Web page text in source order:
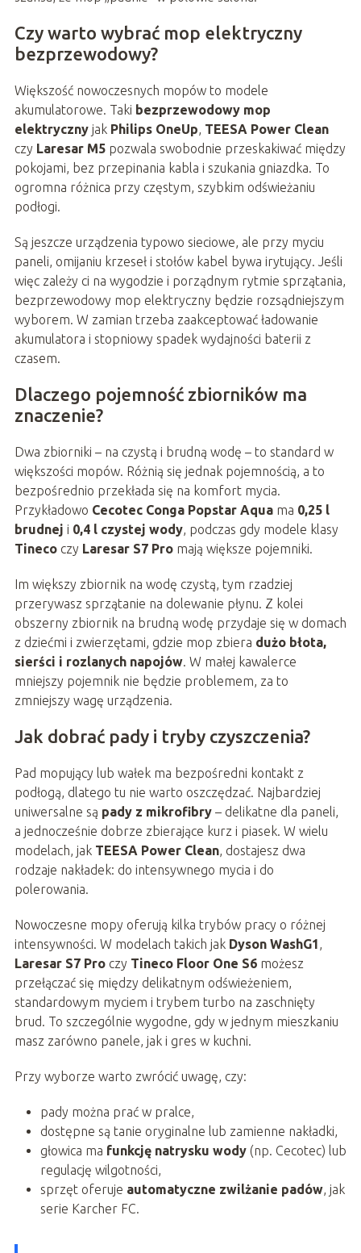
Czy warto wybrać mop elektryczny
bezprzewodowy?
Większość nowoczesnych mopów to modele
akumulatorowe. Taki bezprzewodowy mop
elektrycznyjak Philips OneUp TEESA Power Clean
czy Laresar M5pozwala swobodnie przeskakiwać między
pokojami, bez przepinania kabla i szukania gniazdka. To
ogromna różnica przy częstym, szybkim odświeżaniu
podłogi.
Są jeszcze urządzenia typowo sieciowe, ale przy myciu
paneli, omijaniu krzeseł i stołów kabel bywa irytujący. Jeśli
więc zależy ci na wygodzie i porządnym rytmie sprzątania,
bezprzewodowy mop elektryczny będzie rozsądniejszym
wyborem. W zamian trzeba zaakceptować ładowanie
akumulatora i stopniowy spadek wydajności baterii z
czasem.
Dlaczego pojemność zbiorników ma
znaczenie?
Dwa zbiorniki – na czystą i brudną wodę – to standard w
większości mopów. Różnią się jednak pojemnością, a to
bezpośrednio przekłada się na komfort mycia.
Przykładowo Cecotec Conga Popstar Aquama 0,25 l
brudnej i 0,4 l czystej wody, podczas gdy modele klasy
Tinecoczy Laresar S7 Promają większe pojemniki.
Im większy zbiornik na wodę czystą, tym rzadziej
przerywasz sprzątanie na dolewanie płynu. Z kolei
obszerny zbiornik na brudną wodę przydaje się w domach
z dziećmi i zwierzętami, gdzie mop zbiera dużo błota,
sierści i rozlanych napojów. W małej kawalerce
mniejszy pojemnik nie będzie problemem, za to
zmniejszy wagę urządzenia.
Jak dobrać pady i tryby czyszczenia?
Pad mopujący lub wałek ma bezpośredni kontakt z
podłogą, dlatego tu nie warto oszczędzać. Najbardziej
uniwersalne są pady z mikrofibry– delikatne dla paneli,
a jednocześnie dobrze zbierające kurz i piasek. W wielu
modelach, jak TEESA Power Clean, dostajesz dwa
rodzaje nakładek: do intensywnego mycia i do
polerowania.
Nowoczesne mopy oferują kilka trybów pracy o różnej
intensywności. W modelach takich jak Dyson WashG1
Laresar S7 Proczy Tineco Floor One S6możesz
przełączać się między delikatnym odświeżeniem,
standardowym myciem i trybem turbo na zaschnięty
brud. To szczególnie wygodne, gdy w jednym mieszkaniu
masz zarówno panele, jak i gres w kuchni.
Przy wyborze warto zwrócić uwagę, czy:
pady można prać w pralce,
dostępne są tanie oryginalne lub zamienne nakładki,
głowica ma funkcję natrysku wody(np. Cecotec) lub
regulację wilgotności,
sprzęt oferuje automatyczne zwilżanie padów, jak
serie Karcher FC.